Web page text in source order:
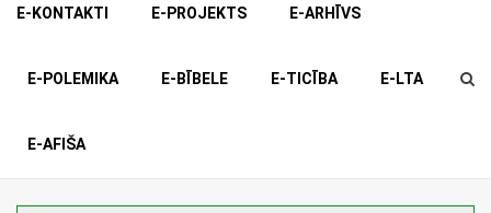
E-KONTAKTI E-PROJEKTS E-ARHĪVS
E-POLEMIKA E-BĪBELE E-TICĪBA E-LTA
E-AFIŠA